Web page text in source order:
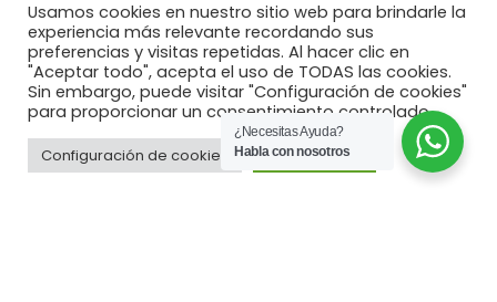
Usamos cookies en nuestro sitio web para brindarle la
experiencia más relevante recordando sus
preferencias y visitas repetidas. Al hacer clic en
"Aceptar todo", acepta el uso de TODAS las cookies.
Sin embargo, puede visitar "Configuración de cookies"
para proporcionar un consentimiento controlado.
Configuración de cookies Aceptar todo
¿Necesitas Ayuda?
Habla con nosotros